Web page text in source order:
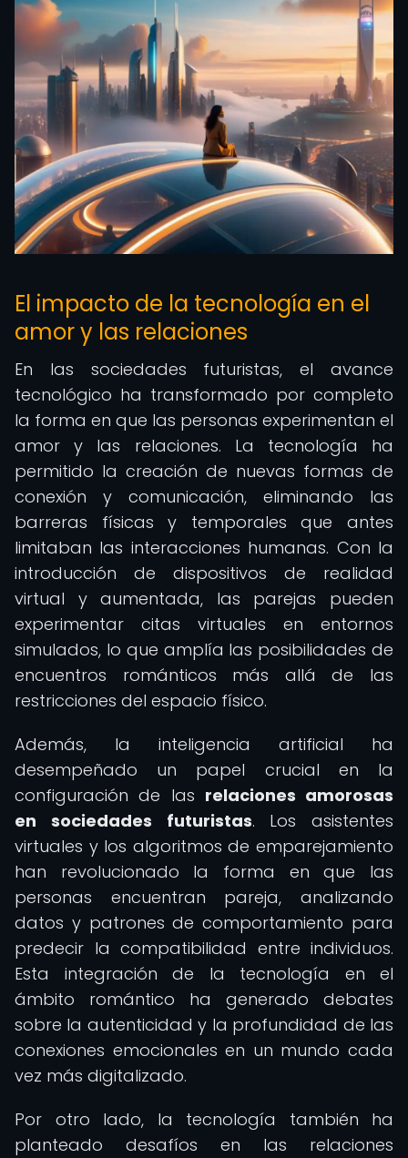
El impacto de la tecnología en el
amor y las relaciones
En las sociedades futuristas, el avance
tecnológico ha transformado por completo
la forma en que las personas experimentan el
amor y las relaciones. La tecnología ha
permitido la creación de nuevas formas de
conexión y comunicación, eliminando las
barreras físicas y temporales que antes
limitaban las interacciones humanas. Con la
introducción de dispositivos de realidad
virtual y aumentada, las parejas pueden
experimentar citas virtuales en entornos
simulados, lo que amplía las posibilidades de
encuentros románticos más allá de las
restricciones del espacio físico.
Además, la inteligencia artificial ha
desempeñado un papel crucial en la
configuración de las relaciones amorosas
en sociedades futuristas. Los asistentes
virtuales y los algoritmos de emparejamiento
han revolucionado la forma en que las
personas encuentran pareja, analizando
datos y patrones de comportamiento para
predecir la compatibilidad entre individuos.
Esta integración de la tecnología en el
ámbito romántico ha generado debates
sobre la autenticidad y la profundidad de las
conexiones emocionales en un mundo cada
vez más digitalizado.
Por otro lado, la tecnología también ha
planteado desafíos en las relaciones